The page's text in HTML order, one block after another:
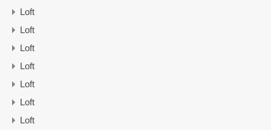
Loft
Loft
Loft
Loft
Loft
Loft
Loft